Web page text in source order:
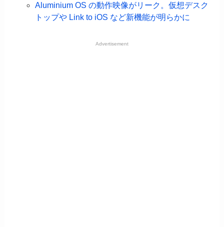
Aluminium OS の動作映像がリーク。仮想デスク
トップや Link to iOS など新機能が明らかに
Advertisement